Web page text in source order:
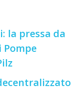
la pressa da